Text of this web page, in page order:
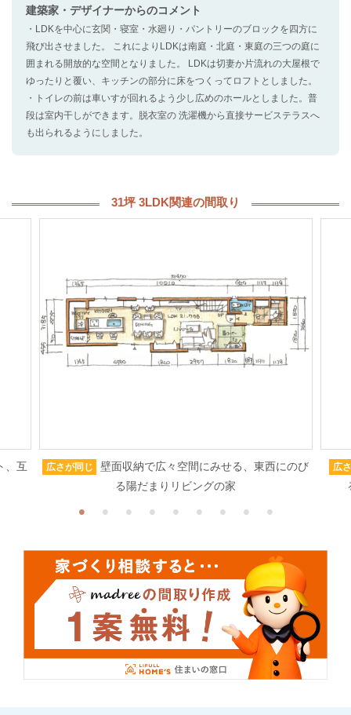
建築家・デザイナーからのコメント
・LDKを中心に玄関・寝室・水廻り・パントリーのブロックを四方に
飛び出させました。 これによりLDKは南庭・北庭・東庭の三つの庭に
囲まれる開放的な空間となりました。 LDKは切妻か片流れの大屋根で
ゆったりと覆い、キッチンの部分に床をつくってロフトとしました。
・トイレの前は車いすが回れるよう少し広めのホールとしました。普
段は室内干しができます。脱衣室の 洗濯機から直接サービステラスへ
も出られるようにしました。
31坪 3LDK関連の間取り
、互 広さが同じ
壁面収納で広々空間にみせる、東西にのび
る陽だまりリビングの家
広